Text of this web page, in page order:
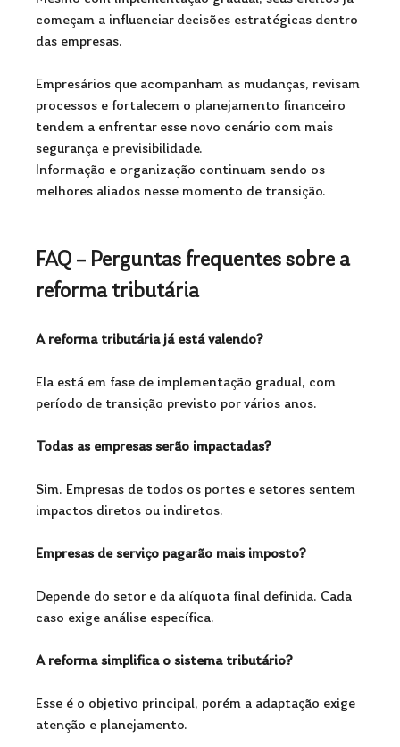
começam a influenciar decisões estratégicas dentro
das empresas.
Empresários que acompanham as mudanças, revisam
processos e fortalecem o planejamento financeiro
tendem a enfrentar esse novo cenário com mais
segurança e previsibilidade.
Informação e organização continuam sendo os
melhores aliados nesse momento de transição.
FAQ – Perguntas frequentes sobre a
reforma tributária
A reforma tributária já está valendo?
Ela está em fase de implementação gradual, com
período de transição previsto por vários anos.
Todas as empresas serão impactadas?
Sim. Empresas de todos os portes e setores sentem
impactos diretos ou indiretos.
Empresas de serviço pagarão mais imposto?
Depende do setor e da alíquota final definida. Cada
caso exige análise específica.
A reforma simplifica o sistema tributário?
Esse é o objetivo principal, porém a adaptação exige
atenção e planejamento.